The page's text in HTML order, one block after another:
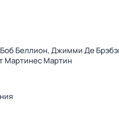
Боб Беллион,Джимми Де
Мартинес Мартин